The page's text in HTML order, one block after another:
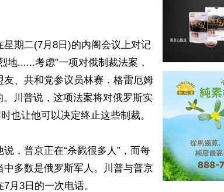
期二(7月8日)的内阁会议上对记
地......考虑”一项对俄制裁法案，
、共和党参议员林赛．格雷厄姆
川普说，这项法案将对俄罗斯实
也让他可以决定终止这些制裁。
，普京正在“杀戮很多人”，而每
多数是俄罗斯军人。川普与普京
月3日的一次电话。